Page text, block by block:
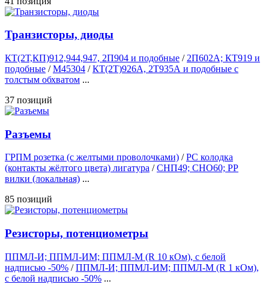
Транзисторы, диоды
КТ(2Т,КП)912,944,947, 2П904 и подобные / 2П602А; КТ919 и
подобные /М45304 /КТ(2Т)926А, 2Т935А и подобные с
толстым обхватом ...
37 позиций
Разъемы
ГРПМ розетка (с желтыми проволочками) /РС колодка
(контакты жёлтого цвета) лигатура /СНП49; СНО60; РР
вилки (локальная) ...
85 позиций
Резисторы, потенциометры
ППМЛ-И; ППМЛ-ИМ; ППМЛ-М (R 10 кОм), с белой
надписью -50% /ППМЛ-И; ППМЛ-ИМ; ППМЛ-М (R 1 кОм),
с белой надписью -50% ...